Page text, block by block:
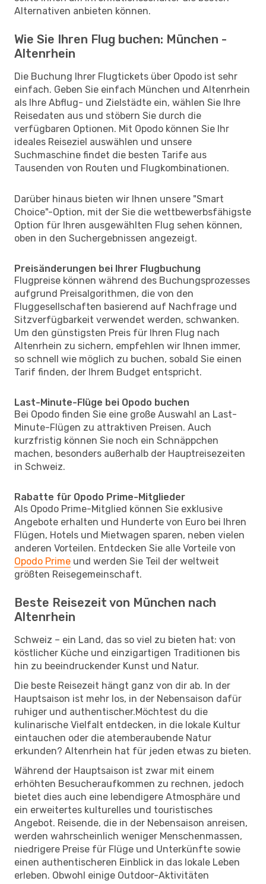
Alternativen anbieten können.
Wie Sie Ihren Flug buchen: München -
Altenrhein
Die Buchung Ihrer Flugtickets über Opodo ist sehr
einfach. Geben Sie einfach München und Altenrhein
als Ihre Abflug- und Zielstädte ein, wählen Sie Ihre
Reisedaten aus und stöbern Sie durch die
verfügbaren Optionen. Mit Opodo können Sie Ihr
ideales Reiseziel auswählen und unsere
Suchmaschine findet die besten Tarife aus
Tausenden von Routen und Flugkombinationen.
Darüber hinaus bieten wir Ihnen unsere "Smart
Choice"-Option, mit der Sie die wettbewerbsfähigste
Option für Ihren ausgewählten Flug sehen können,
oben in den Suchergebnissen angezeigt.
Preisänderungen bei Ihrer Flugbuchung
Flugpreise können während des Buchungsprozesses
aufgrund Preisalgorithmen, die von den
Fluggesellschaften basierend auf Nachfrage und
Sitzverfügbarkeit verwendet werden, schwanken.
Um den günstigsten Preis für Ihren Flug nach
Altenrhein zu sichern, empfehlen wir Ihnen immer,
so schnell wie möglich zu buchen, sobald Sie einen
Tarif finden, der Ihrem Budget entspricht.
Last-Minute-Flüge bei Opodo buchen
Bei Opodo finden Sie eine große Auswahl an Last-
Minute-Flügen zu attraktiven Preisen. Auch
kurzfristig können Sie noch ein Schnäppchen
machen, besonders außerhalb der Hauptreisezeiten
in Schweiz.
Rabatte für Opodo Prime-Mitglieder
Als Opodo Prime-Mitglied können Sie exklusive
Angebote erhalten und Hunderte von Euro bei Ihren
Flügen, Hotels und Mietwagen sparen, neben vielen
anderen Vorteilen. Entdecken Sie alle Vorteile von
Opodo Prime und werden Sie Teil der weltweit
größten Reisegemeinschaft.
Beste Reisezeit von München nach
Altenrhein
Schweiz – ein Land, das so viel zu bieten hat: von
köstlicher Küche und einzigartigen Traditionen bis
hin zu beeindruckender Kunst und Natur.
Die beste Reisezeit hängt ganz von dir ab. In der
Hauptsaison ist mehr los, in der Nebensaison dafür
ruhiger und authentischer.Möchtest du die
kulinarische Vielfalt entdecken, in die lokale Kultur
eintauchen oder die atemberaubende Natur
erkunden? Altenrhein hat für jeden etwas zu bieten.
Während der Hauptsaison ist zwar mit einem
erhöhten Besucheraufkommen zu rechnen, jedoch
bietet dies auch eine lebendigere Atmosphäre und
ein erweitertes kulturelles und touristisches
Angebot. Reisende, die in der Nebensaison anreisen,
werden wahrscheinlich weniger Menschenmassen,
niedrigere Preise für Flüge und Unterkünfte sowie
einen authentischeren Einblick in das lokale Leben
erleben. Obwohl einige Outdoor-Aktivitäten